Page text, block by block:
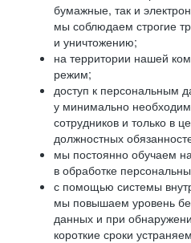
бумажные, так и
мы соблюдаем строгие
и уничтожению;
на территории нашей
режим;
доступ к персональным
у минимально
сотрудников и только в
должностных
мы постоянно обучаем
в обработке
с помощью системы
мы повышаем уровень
данных и при
короткие сроки